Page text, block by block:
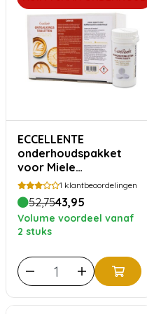
ECCELLENTE
onderhoudspakket
voor Miele
koffiemachine - ruim 1
jaar ontkalken &
reinigen
1 klantbeoordelingen
52,7543,95
Volume voordeel vanaf
2 stuks